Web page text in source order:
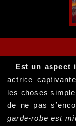
Est un aspect
actrice
les choses
de ne pas
garde-robe est